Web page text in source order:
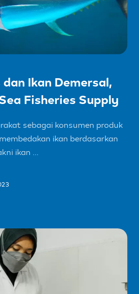
dan Ikan Demersal,
Fisheries Supply
sebagai konsumen produk
ikan berdasarkan
ikan ...